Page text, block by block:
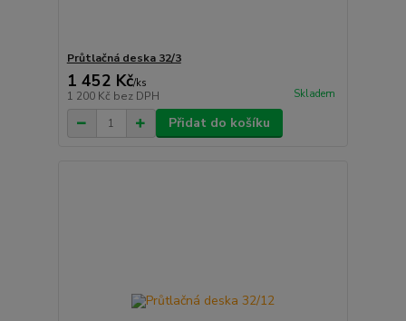
Průtlačná deska 32/3
1 452 Kč/ks
1 200 Kč bez DPH Skladem
Přidat do košíku